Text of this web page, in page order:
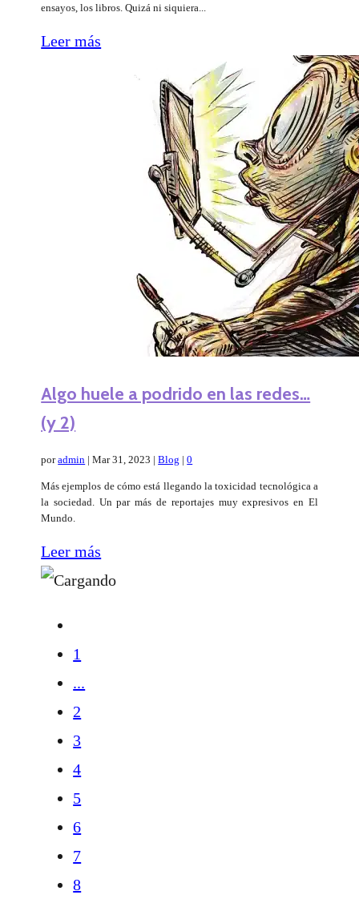
ensayos, los libros. Quizá ni siquiera...
Leer más
Algo huele a podrido en las redes…
(y 2)
poradmin |Mar 31, 2023 |Blog |0
Más ejemplos de cómo está llegando la toxicidad tecnológica a
la sociedad. Un par más de reportajes muy expresivos en El
Mundo.
Leer más
1
...
2
3
4
5
6
7
8